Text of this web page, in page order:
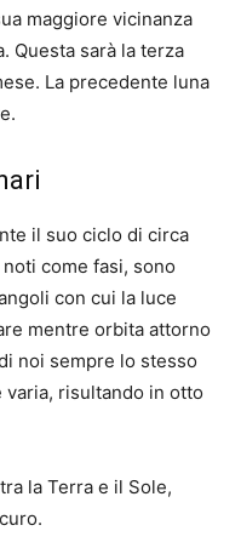
maggiore vicinanza
Questa sarà la terza
La precedente luna
il suo ciclo di circa
come fasi, sono
con cui la luce
mentre orbita attorno
noi sempre lo stesso
risultando in otto
la Terra e il Sole,